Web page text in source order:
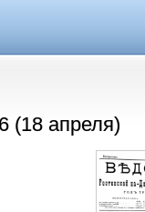
(18 апреля)